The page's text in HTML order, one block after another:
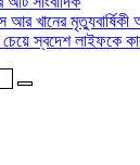
আর খানের
স্বদেশ লাইফকে